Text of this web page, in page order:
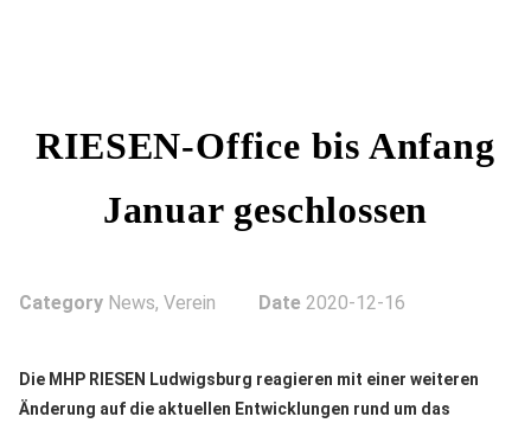
RIESEN-Office bis Anfang
Januar geschlossen
Category News, Verein Date 2020-12-16
Die MHP RIESEN Ludwigsburg reagieren mit einer weiteren
Änderung auf die aktuellen Entwicklungen rund um das